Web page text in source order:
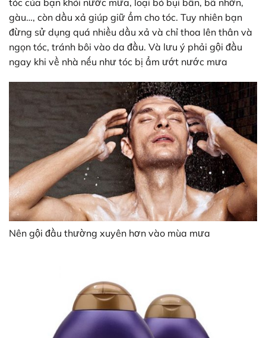
gàu…, còn dầu xả giúp giữ ẩm cho tóc. Tuy nhiên bạn
đừng sử dụng quá nhiều dầu xả và chỉ thoa lên thân và
ngọn tóc, tránh bôi vào da đầu. Và lưu ý phải gội đầu
ngay khi về nhà nếu như tóc bị ẩm ướt nước mưa
Nên gội đầu thường xuyên hơn vào mùa mưa